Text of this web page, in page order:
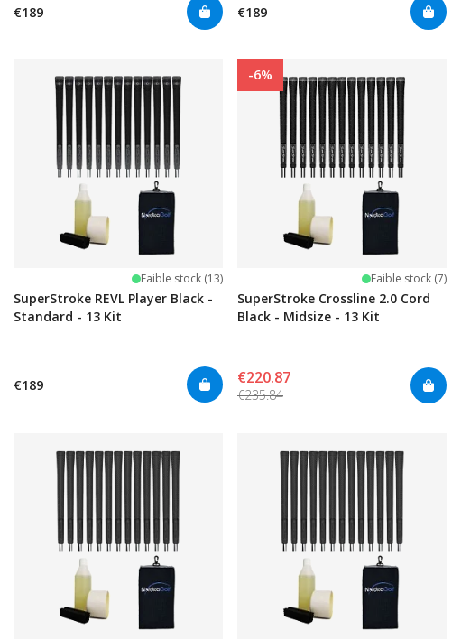
€189 €189
Faible stock (13)
SuperStroke REVL Player Black -
Standard - 13 Kit
€189
-6%
Faible stock (7)
SuperStroke Crossline 2.0 Cord
Black - Midsize - 13 Kit
€220.87
€235.84